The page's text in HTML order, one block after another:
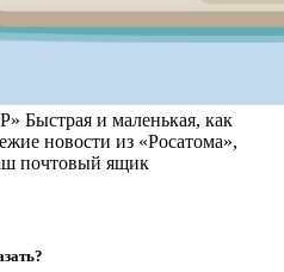
Быстрая и маленькая, как
новости из «Росатома»,
почтовый ящик